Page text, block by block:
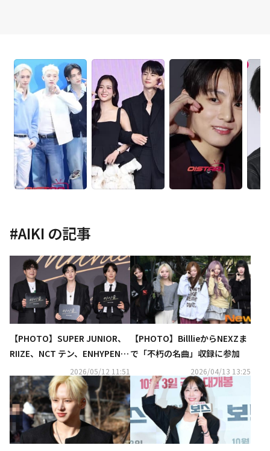
#AIKI の記事
【PHOTO】SUPER JUNIOR、
RIIZE、NCT テン、ENHYPEN
ニキまで、映画「Michael／マ
イケル」VIP試写会に出席
2026/05/12 11:51
【PHOTO】BilllieからNEXZま
で「不朽の名曲」収録に参加
2026/04/13 13:25